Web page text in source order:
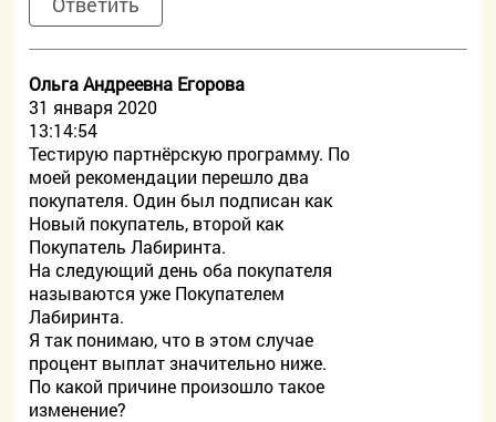
Ольга Андреевна Егорова
31 января 2020
13:14:54
Тестирую партнёрскую программу. По
моей рекомендации перешло два
покупателя. Один был подписан как
Новый покупатель, второй как
Покупатель Лабиринта.
На следующий день оба покупателя
называются уже Покупателем
Лабиринта.
Я так понимаю, что в этом случае
процент выплат значительно ниже.
По какой причине произошло такое
изменение?